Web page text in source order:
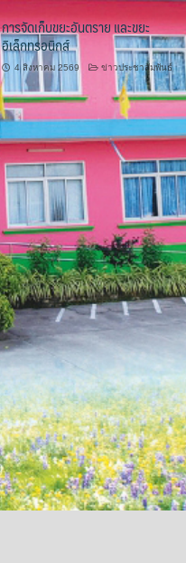
การจัดเก็บขยะอันตราย และขยะ
อิเล็กทรอนิกส์
4 สิงหาคม 2569 ข่าวประชาสัมพันธ์